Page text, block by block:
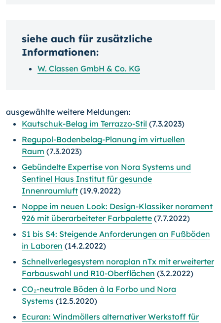
siehe auch für zusätzliche
Informationen:
W. Classen GmbH & Co. KG
ausgewählte weitere Meldungen:
Kautschuk-Belag im Terrazzo-Stil (7.3.2023)
Regupol-Bodenbelag-Planung im virtuellen
Raum (7.3.2023)
Gebündelte Expertise von Nora Systems und
Sentinel Haus Institut für gesunde
Innenraumluft (19.9.2022)
Noppe im neuen Look: Design-Klassiker norament
926 mit überarbeiteter Farbpalette (7.7.2022)
S1 bis S4: Steigende Anforderungen an Fußböden
in Laboren (14.2.2022)
Schnellverlegesystem noraplan nTx mit erweiterter
Farbauswahl und R10-Oberflächen (3.2.2022)
CO₂-neutrale Böden à la Forbo und Nora
Systems (12.5.2020)
Ecuran: Windmöllers alternativer Werkstoff für